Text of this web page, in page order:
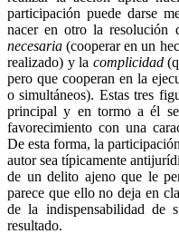
participación puede darse
nacer en otro la resolución
necesaria (cooperar en un
realizado) y la complicidad
pero que cooperan en la
o simultáneos). Estas tres
principal y en tormo a él
favorecimiento con una
De esta forma, la
autor sea típicamente
de un delito ajeno que le
parece que ello no deja en
de la indispensabilidad de
resultado.